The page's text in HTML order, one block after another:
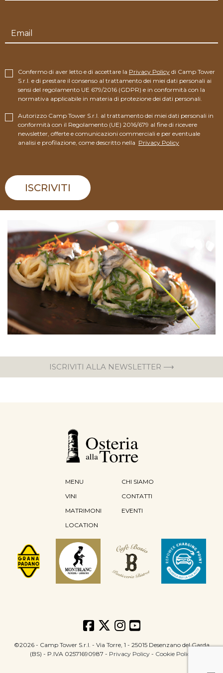
Confermo di aver letto e di accettare la Privacy Policy di Camp Tower
S.r.l. e di prestare il consenso al trattamento dei miei dati personali ai
sensi del regolamento UE 679/2016 (GDPR) e in conformità con la
normativa applicabile in materia di protezione dei dati personali.
Autorizzo Camp Tower S.r.l. al trattamento dei miei dati personali in
conformità con il Regolamento (UE) 2016/679 al fine di ricevere
newsletter, offerte e comunicazioni commerciali e per eventuale
analisi e profilazione, come descritto nella Privacy Policy
ISCRIVITI
ISCRIVITI ALLA NEWSLETTER ⟶
MENU
VINI
MATRIMONI
LOCATION
CHI SIAMO
CONTATTI
EVENTI
©2026 - Camp Tower S.r.l. - Via Torre, 1 - 25015 Desenzano del Garda
(BS) - P.IVA 02571690987 - Privacy Policy - Cookie Policy